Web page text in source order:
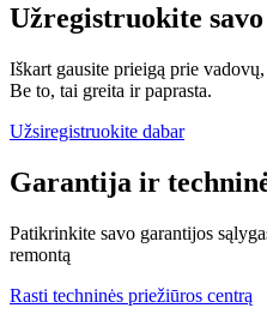
Užregistruokite
Iškart gausite prieigą prie
Be to, tai greita ir paprasta.
Užsiregistruokite dabar
Garantija ir
Patikrinkite savo garantijos
remontą
Rasti techninės priežiūros centrą